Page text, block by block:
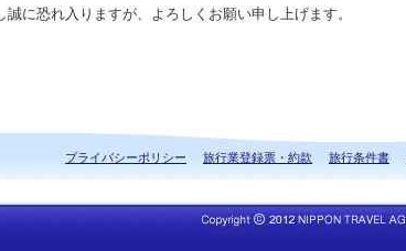
に恐れ入りますが、よろしくお願い申し上げます。
プライバシーポリシー 旅行業登録票・約款 旅行条件書